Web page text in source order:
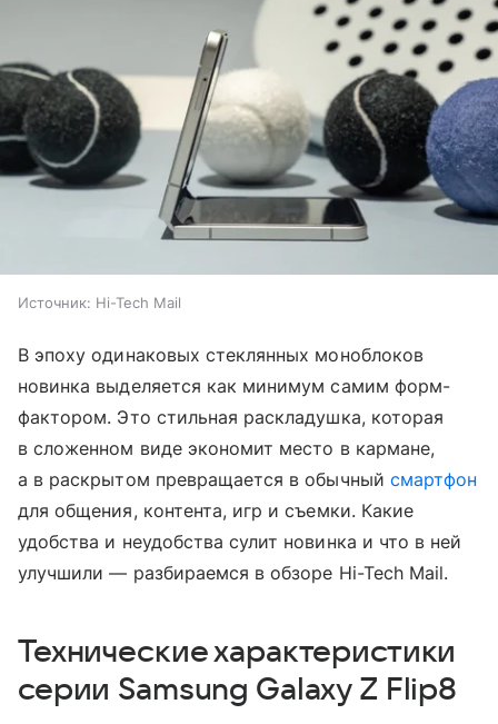
Источник: Hi-Tech Mail
В эпоху одинаковых стеклянных моноблоков
новинка выделяется как минимум самим форм-
фактором. Это стильная раскладушка, которая
в сложенном виде экономит место в кармане,
а в раскрытом превращается в обычный смартфон
для общения, контента, игр и съемки. Какие
удобства и неудобства сулит новинка и что в ней
улучшили — разбираемся в обзоре Hi-Tech Mail.
Технические характеристики
серии Samsung Galaxy Z Flip8